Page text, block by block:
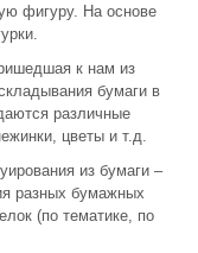
фигуру. На основе
к нам из
бумаги в
различные
цветы и т.д.
из бумаги –
разных бумажных
(по тематике, по